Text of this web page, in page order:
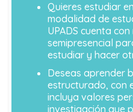
Quieres estudiar
modalidad de
UPADS cuenta
semipresencial
estudiar y hacer
Deseas aprender
estructurado, con
incluya valores
investigación que